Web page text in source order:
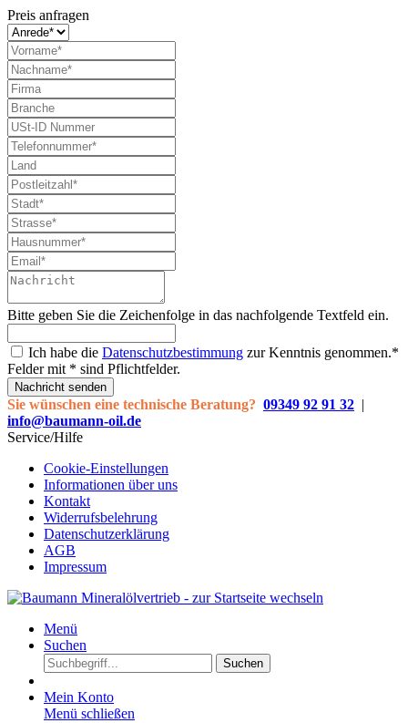
Preis anfragen
Bitte geben Sie die Zeichenfolge in das nachfolgende Textfeld ein.
Ich habe die Datenschutzbestimmung zur Kenntnis genommen.*
Felder mit * sind Pflichtfelder.
Nachricht senden
Sie wünschen eine technische Beratung? 09349 92 91 32 |
info@baumann-oil.de
Service/Hilfe
Cookie-Einstellungen
Informationen über uns
Kontakt
Widerrufsbelehrung
Datenschutzerklärung
AGB
Impressum
Menü
Suchen
Suchen
Mein Konto
Menü schließen